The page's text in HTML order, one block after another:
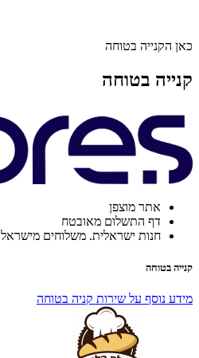
כאן הקנייה בטוחה
קנייה בטוחה
אתר מוצפן
דף התשלום מאובטח
חנות ישראלית. משלוחים מישראל
קנייה בטוחה
מידע נוסף על שירות קניה בטוחה